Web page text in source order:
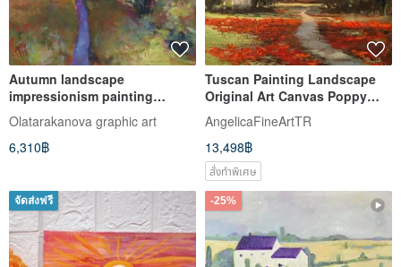
Autumn landscape
impressionism painting
original artwork 12x12 inches
Olatarakanova graphic art
6,310฿
Tuscan Painting Landscape
Original Art Canvas Poppy
Painting Impressionist Art
AngelicaFineArtTR
13,498฿
สั่งทำพิเศษ
จัดส่งฟรี -25%